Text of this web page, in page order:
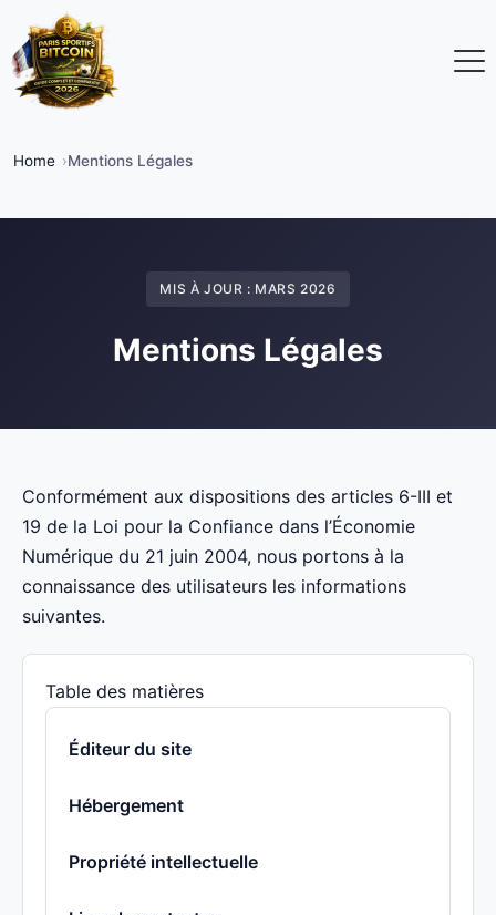
Home Mentions Légales
MIS À JOUR : MARS 2026
Mentions Légales
Conformément aux dispositions des articles 6-III et
19 de la Loi pour la Confiance dans l’Économie
Numérique du 21 juin 2004, nous portons à la
connaissance des utilisateurs les informations
suivantes.
Table des matières
Éditeur du site
Hébergement
Propriété intellectuelle